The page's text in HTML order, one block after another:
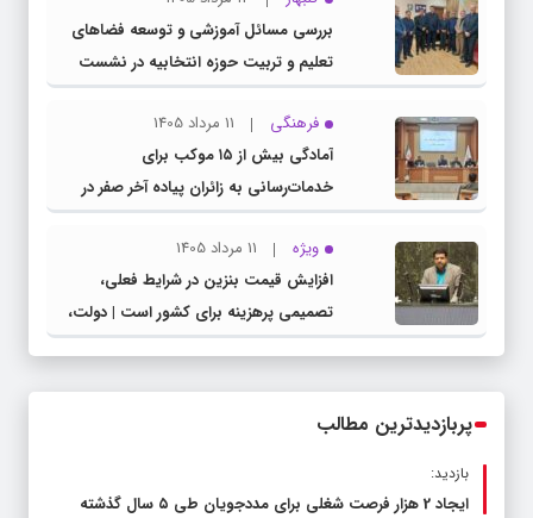
بررسی مسائل آموزشی و توسعه فضاهای
تعلیم و تربیت حوزه انتخابیه در نشست
مشترک عضو کمیسیون آموزش مجلس با
مدیرکل آموزش و پرورش خراسان رضوی
فرهنگی
11 مرداد 1405
آمادگی بیش از ۱۵ موکب برای
خدمات‌رسانی به زائران پیاده آخر صفر در
شهرستان چناران
ویژه
11 مرداد 1405
افزایش قیمت بنزین در شرایط فعلی،
تصمیمی پرهزینه برای کشور است | دولت،
قاچاق سوخت و عوامل اصلی ناترازی را
پربازدیدترین مطالب
بازدید:
ایجاد 2 هزار فرصت شغلی برای مددجویان طی ۵ سال گذشته